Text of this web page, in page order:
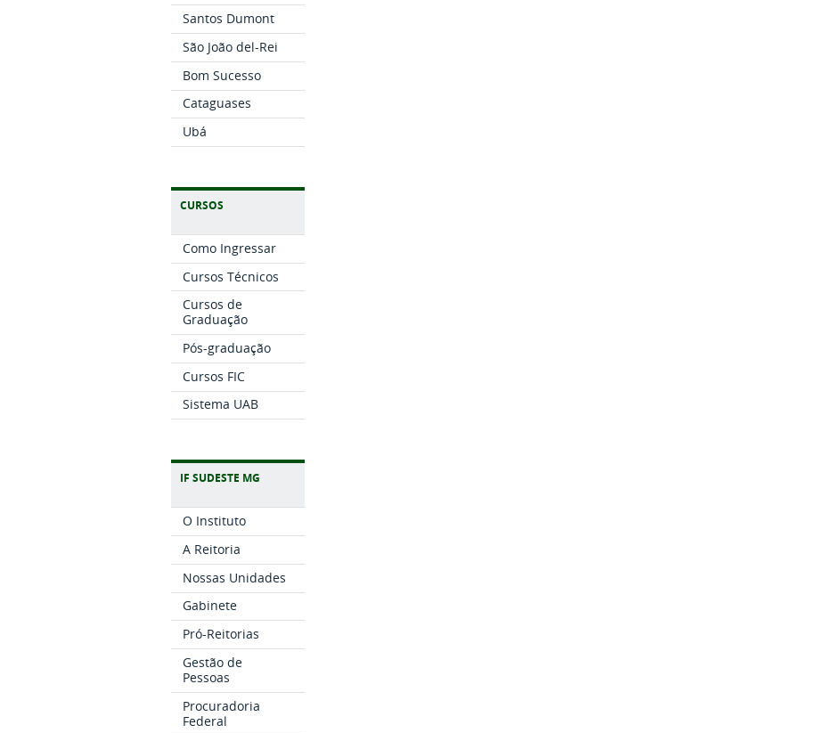
Santos Dumont
São João del-Rei
Bom Sucesso
Cataguases
Ubá
CURSOS
Como Ingressar
Cursos Técnicos
Cursos de
Graduação
Pós-graduação
Cursos FIC
Sistema UAB
IF SUDESTE MG
O Instituto
A Reitoria
Nossas Unidades
Gabinete
Pró-Reitorias
Gestão de
Pessoas
Procuradoria
Federal